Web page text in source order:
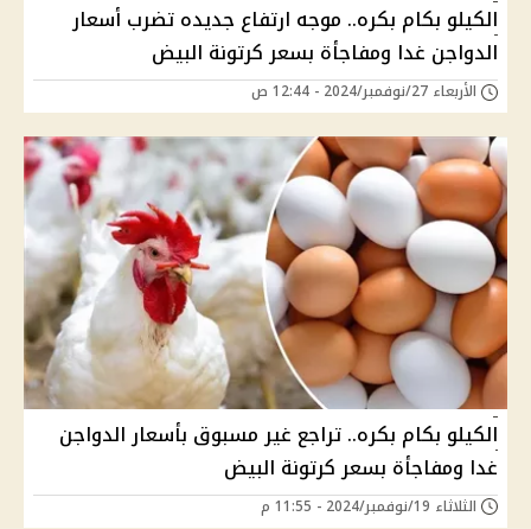
الكيلو بكام بكره.. موجه ارتفاع جديده تضرب أسعار
الدواجن غدا ومفاجأة بسعر كرتونة البيض
الأربعاء 27/نوفمبر/2024 - 12:44 ص
الكيلو بكام بكره.. تراجع غير مسبوق بأسعار الدواجن
غدا ومفاجأة بسعر كرتونة البيض
الثلاثاء 19/نوفمبر/2024 - 11:55 م